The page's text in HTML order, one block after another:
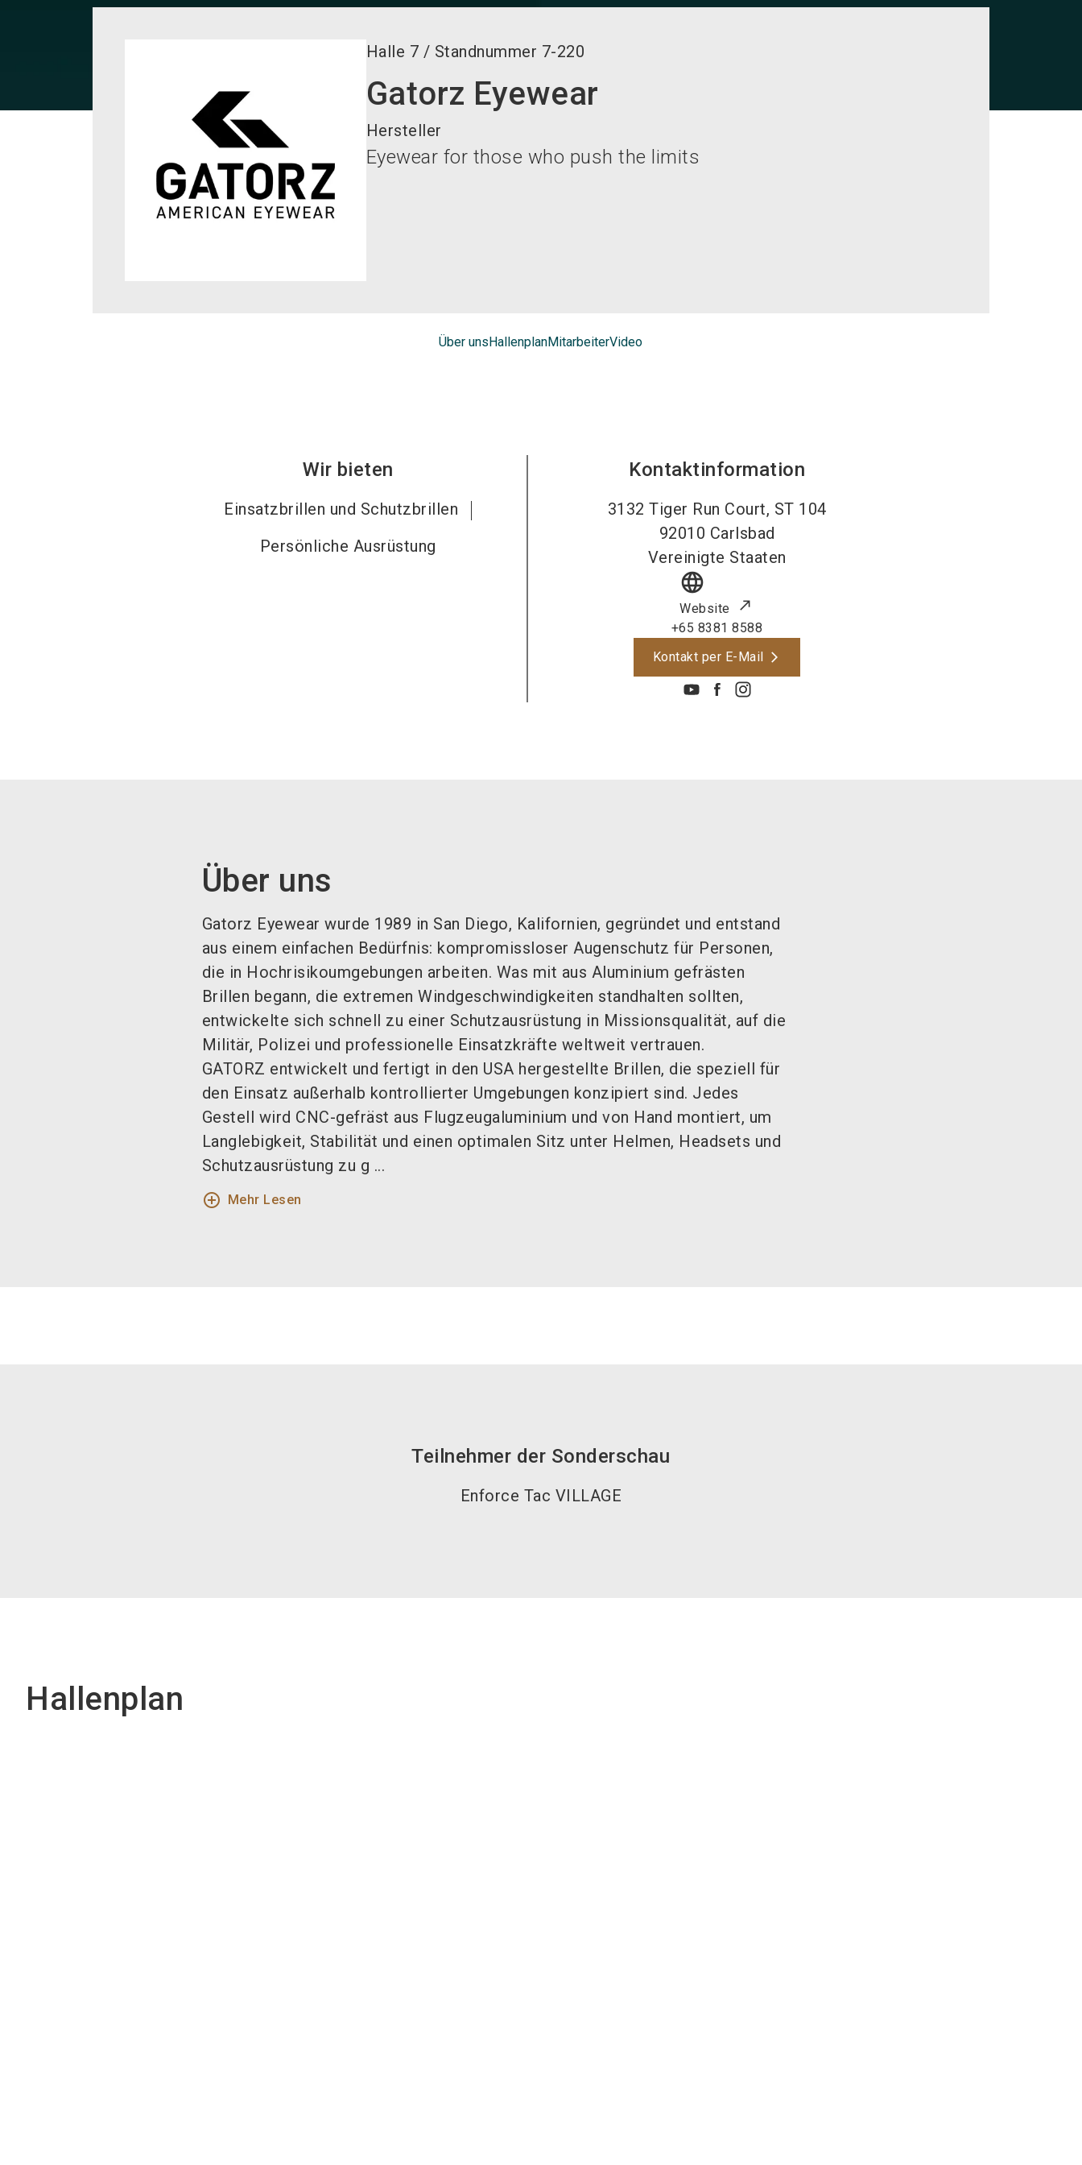
Halle 7 / Standnummer 7-220
Gatorz Eyewear
Hersteller
Eyewear for those who push the limits
Über unsHallenplanMitarbeiterVideo
Wir bieten
Einsatzbrillen und Schutzbrillen
Persönliche Ausrüstung
Kontaktinformation
3132 Tiger Run Court, ST 104
92010 Carlsbad
Vereinigte Staaten
language
Website
+65 8381 8588
Kontakt per E-Mail
Über uns
Gatorz Eyewear wurde 1989 in San Diego, Kalifornien, gegründet und entstand
aus einem einfachen Bedürfnis: kompromissloser Augenschutz für Personen,
die in Hochrisikoumgebungen arbeiten. Was mit aus Aluminium gefrästen
Brillen begann, die extremen Windgeschwindigkeiten standhalten sollten,
entwickelte sich schnell zu einer Schutzausrüstung in Missionsqualität, auf die
Militär, Polizei und professionelle Einsatzkräfte weltweit vertrauen.
GATORZ entwickelt und fertigt in den USA hergestellte Brillen, die speziell für
den Einsatz außerhalb kontrollierter Umgebungen konzipiert sind. Jedes
Gestell wird CNC-gefräst aus Flugzeugaluminium und von Hand montiert, um
Langlebigkeit, Stabilität und einen optimalen Sitz unter Helmen, Headsets und
Schutzausrüstung zu g ...
add_circle_outline Mehr Lesen
Teilnehmer der Sonderschau
Enforce Tac VILLAGE
Hallenplan